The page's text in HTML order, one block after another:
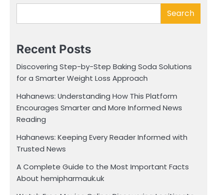
Search
Recent Posts
Discovering Step-by-Step Baking Soda Solutions
for a Smarter Weight Loss Approach
Hahanews: Understanding How This Platform
Encourages Smarter and More Informed News
Reading
Hahanews: Keeping Every Reader Informed with
Trusted News
A Complete Guide to the Most Important Facts
About hemipharmauk.uk